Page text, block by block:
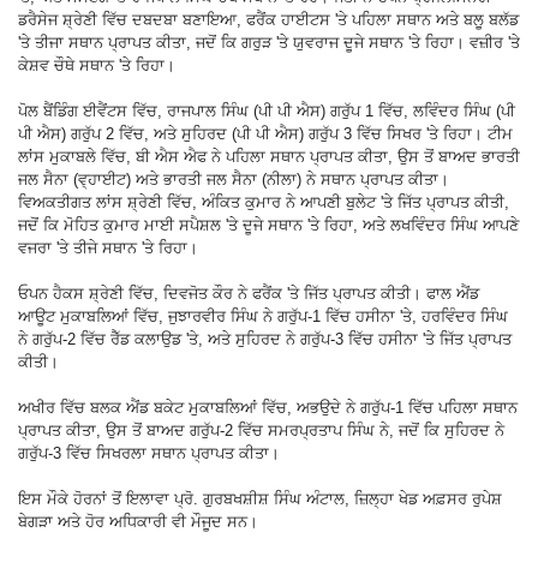
ਡਰੈਸੇਜ ਸ਼੍ਰੇਣੀ ਵਿੱਚ ਦਬਦਬਾ ਬਣਾਇਆ, ਫਰੈਂਕ ਹਾਈਟਸ 'ਤੇ ਪਹਿਲਾ ਸਥਾਨ ਅਤੇ ਬਲੂ ਬਲੱਡ
'ਤੇ ਤੀਜਾ ਸਥਾਨ ਪ੍ਰਾਪਤ ਕੀਤਾ, ਜਦੋਂ ਕਿ ਗਰੁੜ 'ਤੇ ਯੁਵਰਾਜ ਦੂਜੇ ਸਥਾਨ 'ਤੇ ਰਿਹਾ। ਵਜ਼ੀਰ 'ਤੇ
ਕੇਸ਼ਵ ਚੌਥੇ ਸਥਾਨ 'ਤੇ ਰਿਹਾ।
ਪੋਲ ਬੈਂਡਿੰਗ ਈਵੈਂਟਸ ਵਿੱਚ, ਰਾਜਪਾਲ ਸਿੰਘ (ਪੀ ਪੀ ਐਸ) ਗਰੁੱਪ 1 ਵਿੱਚ, ਲਵਿੰਦਰ ਸਿੰਘ (ਪੀ
ਪੀ ਐਸ) ਗਰੁੱਪ 2 ਵਿੱਚ, ਅਤੇ ਸੁਹਿਰਦ (ਪੀ ਪੀ ਐਸ) ਗਰੁੱਪ 3 ਵਿੱਚ ਸਿਖਰ 'ਤੇ ਰਿਹਾ। ਟੀਮ
ਲਾਂਸ ਮੁਕਾਬਲੇ ਵਿੱਚ, ਬੀ ਐਸ ਐਫ ਨੇ ਪਹਿਲਾ ਸਥਾਨ ਪ੍ਰਾਪਤ ਕੀਤਾ, ਉਸ ਤੋਂ ਬਾਅਦ ਭਾਰਤੀ
ਜਲ ਸੈਨਾ (ਵ੍ਹਾਈਟ) ਅਤੇ ਭਾਰਤੀ ਜਲ ਸੈਨਾ (ਨੀਲਾ) ਨੇ ਸਥਾਨ ਪ੍ਰਾਪਤ ਕੀਤਾ।
ਵਿਅਕਤੀਗਤ ਲਾਂਸ ਸ਼੍ਰੇਣੀ ਵਿੱਚ, ਅੰਕਿਤ ਕੁਮਾਰ ਨੇ ਆਪਣੀ ਬੁਲੇਟ 'ਤੇ ਜਿੱਤ ਪ੍ਰਾਪਤ ਕੀਤੀ,
ਜਦੋਂ ਕਿ ਮੋਹਿਤ ਕੁਮਾਰ ਮਾਈ ਸਪੈਸ਼ਲ 'ਤੇ ਦੂਜੇ ਸਥਾਨ 'ਤੇ ਰਿਹਾ, ਅਤੇ ਲਖਵਿੰਦਰ ਸਿੰਘ ਆਪਣੇ
ਵਜਰਾ 'ਤੇ ਤੀਜੇ ਸਥਾਨ 'ਤੇ ਰਿਹਾ।
ਓਪਨ ਹੈਕਸ ਸ਼੍ਰੇਣੀ ਵਿੱਚ, ਦਿਵਜੋਤ ਕੌਰ ਨੇ ਫਰੈਂਕ 'ਤੇ ਜਿੱਤ ਪ੍ਰਾਪਤ ਕੀਤੀ। ਫਾਲ ਐਂਡ
ਆਊਟ ਮੁਕਾਬਲਿਆਂ ਵਿੱਚ, ਜੁਝਾਰਵੀਰ ਸਿੰਘ ਨੇ ਗਰੁੱਪ-1 ਵਿੱਚ ਹਸੀਨਾ 'ਤੇ, ਹਰਵਿੰਦਰ ਸਿੰਘ
ਨੇ ਗਰੁੱਪ-2 ਵਿੱਚ ਰੈੱਡ ਕਲਾਉਡ 'ਤੇ, ਅਤੇ ਸੁਹਿਰਦ ਨੇ ਗਰੁੱਪ-3 ਵਿੱਚ ਹਸੀਨਾ 'ਤੇ ਜਿੱਤ ਪ੍ਰਾਪਤ
ਕੀਤੀ।
ਅਖੀਰ ਵਿੱਚ ਬਲਕ ਐਂਡ ਬਕੇਟ ਮੁਕਾਬਲਿਆਂ ਵਿੱਚ, ਅਭਉਦੇ ਨੇ ਗਰੁੱਪ-1 ਵਿੱਚ ਪਹਿਲਾ ਸਥਾਨ
ਪ੍ਰਾਪਤ ਕੀਤਾ, ਉਸ ਤੋਂ ਬਾਅਦ ਗਰੁੱਪ-2 ਵਿੱਚ ਸਮਰਪ੍ਰਤਾਪ ਸਿੰਘ ਨੇ, ਜਦੋਂ ਕਿ ਸੁਹਿਰਦ ਨੇ
ਗਰੁੱਪ-3 ਵਿੱਚ ਸਿਖਰਲਾ ਸਥਾਨ ਪ੍ਰਾਪਤ ਕੀਤਾ।
ਇਸ ਮੌਕੇ ਹੋਰਨਾਂ ਤੋਂ ਇਲਾਵਾ ਪ੍ਰੋ. ਗੁਰਬਖਸ਼ੀਸ਼ ਸਿੰਘ ਅੰਟਾਲ, ਜ਼ਿਲ੍ਹਾ ਖੇਡ ਅਫ਼ਸਰ ਰੁਪੇਸ਼
ਬੇਗੜਾ ਅਤੇ ਹੋਰ ਅਧਿਕਾਰੀ ਵੀ ਮੌਜੂਦ ਸਨ।